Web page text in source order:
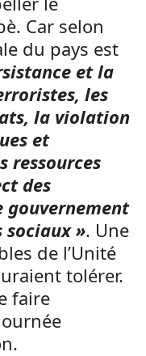
Car selon
du pays est
et la
les
la violation
et
ressources
des
gouvernement
sociaux ». Une
de l’Unité
tolérer.
faire